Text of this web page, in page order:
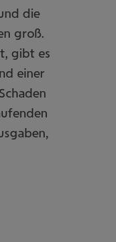
die
groß.
gibt es
einer